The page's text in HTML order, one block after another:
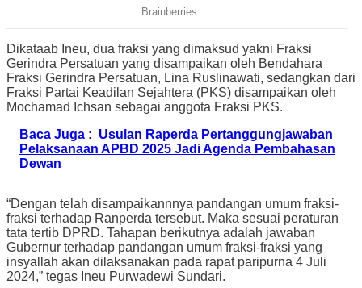
Dikataab Ineu, dua fraksi yang dimaksud yakni Fraksi
Gerindra Persatuan yang disampaikan oleh Bendahara
Fraksi Gerindra Persatuan, Lina Ruslinawati, sedangkan dari
Fraksi Partai Keadilan Sejahtera (PKS) disampaikan oleh
Mochamad Ichsan sebagai anggota Fraksi PKS.
Baca Juga : Usulan Raperda Pertanggungjawaban
Pelaksanaan APBD 2025 Jadi Agenda Pembahasan
Dewan
“Dengan telah disampaikannnya pandangan umum fraksi-
fraksi terhadap Ranperda tersebut. Maka sesuai peraturan
tata tertib DPRD. Tahapan berikutnya adalah jawaban
Gubernur terhadap pandangan umum fraksi-fraksi yang
insyallah akan dilaksanakan pada rapat paripurna 4 Juli
2024,” tegas Ineu Purwadewi Sundari.